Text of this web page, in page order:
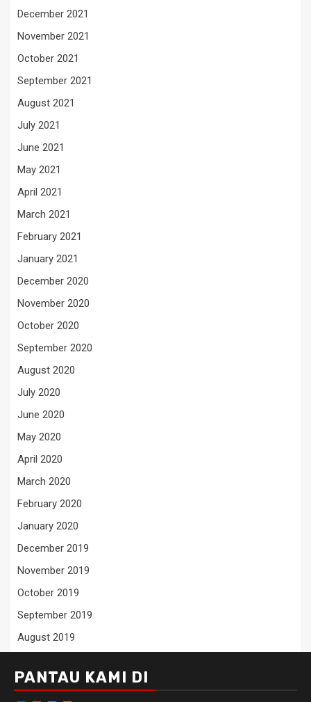
December 2021
November 2021
October 2021
September 2021
August 2021
July 2021
June 2021
May 2021
April 2021
March 2021
February 2021
January 2021
December 2020
November 2020
October 2020
September 2020
August 2020
July 2020
June 2020
May 2020
April 2020
March 2020
February 2020
January 2020
December 2019
November 2019
October 2019
September 2019
August 2019
PANTAU KAMI DI